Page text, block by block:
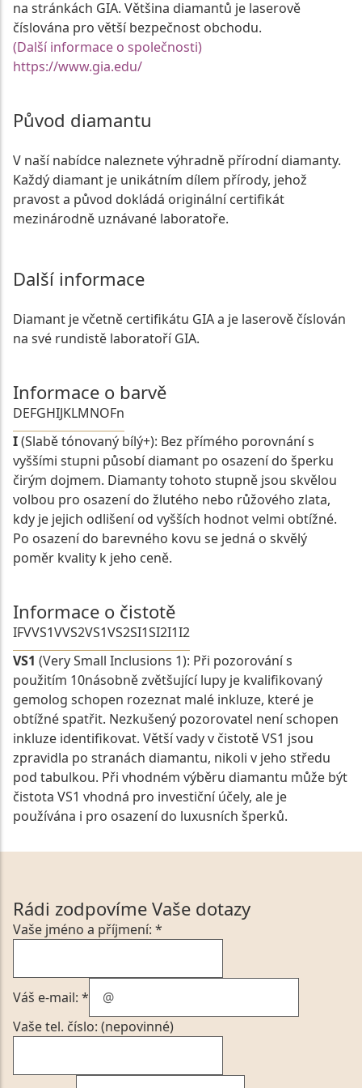
na stránkách GIA. Většina diamantů je laserově
číslována pro větší bezpečnost obchodu.
(Další informace o společnosti)
https://www.gia.edu/
Původ diamantu
V naší nabídce naleznete výhradně přírodní diamanty.
Každý diamant je unikátním dílem přírody, jehož
pravost a původ dokládá originální certifikát
mezinárodně uznávané laboratoře.
Další informace
Diamant je včetně certifikátu GIA a je laserově číslován
na své rundistě laboratoří GIA.
Informace o barvě
DEFGHIJKLMNOFn
I(Slabě tónovaný bílý+): Bez přímého porovnání s
vyššími stupni působí diamant po osazení do šperku
čirým dojmem. Diamanty tohoto stupně jsou skvělou
volbou pro osazení do žlutého nebo růžového zlata,
kdy je jejich odlišení od vyšších hodnot velmi obtížné.
Po osazení do barevného kovu se jedná o skvělý
poměr kvality k jeho ceně.
Informace o čistotě
IFVVS1VVS2VS1VS2SI1SI2I1I2
VS1 (Very Small Inclusions 1): Při pozorování s
použitím 10násobně zvětšující lupy je kvalifikovaný
gemolog schopen rozeznat malé inkluze, které je
obtížné spatřit. Nezkušený pozorovatel není schopen
inkluze identifikovat. Větší vady v čistotě VS1 jsou
zpravidla po stranách diamantu, nikoli v jeho středu
pod tabulkou. Při vhodném výběru diamantu může být
čistota VS1 vhodná pro investiční účely, ale je
používána i pro osazení do luxusních šperků.
Rádi zodpovíme Vaše dotazy
Vaše jméno a příjmení: *
Váš e-mail: *
Vaše tel. číslo: (nepovinné)